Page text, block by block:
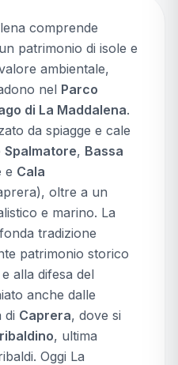
comprende
patrimonio di isole e
ambientale,
nel Parco
di La Maddalena.
da spiagge e cale
Spalmatore, Bassa
e Cala
oltre a un
e marino. La
tradizione
patrimonio storico
alla difesa del
anche dalle
di Caprera, dove si
, ultima
. Oggi La